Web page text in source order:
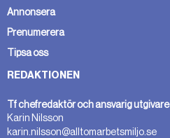
Annonsera
Prenumerera
Tipsa oss
REDAKTIONEN
Tf chefredaktör och ansvarig utgivare
Karin Nilsson
karin.nilsson@alltomarbetsmiljo.se